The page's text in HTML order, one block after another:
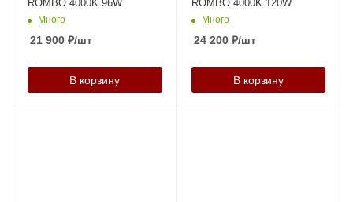
ROMBO 4000K 96W
Много
21 900 ₽/шт
В корзину
ROMBO 4000K 120W
Много
24 200₽/шт
В корзину